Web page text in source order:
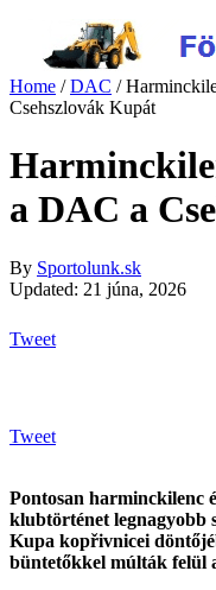
Home /DAC /
Csehszlovák Kupát
a DAC a
By Sportolunk.sk
Updated: 21 júna, 2026
Tweet
Tweet
Pontosan harminckilenc
klubtörténet legnagyobb
Kupa kopřivnicei
büntetőkkel múlták felül